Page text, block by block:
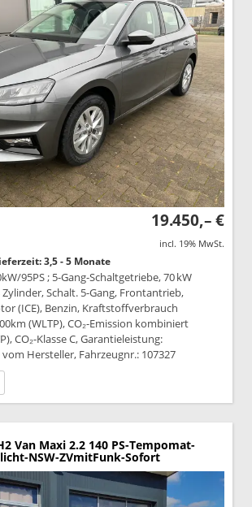
19.450,– €
incl. 19% MwSt.
3,5 - 5 Monate
95PS ; 5-Gang-Schaltgetriebe, 70 kW
Zylinder, Schalt. 5-Gang, Frontantrieb,
(ICE), Benzin, Kraftstoffverbrauch
(WLTP), CO₂-Emission kombiniert
CO₂-Klasse C, Garantieleistung:
Hersteller, Fahrzeugnr.: 107327
Fahrzeugexposé drucken
Van Maxi 2.2 140 PS-Tempomat-
NSW-ZVmitFunk-Sofort